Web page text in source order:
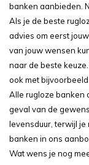
banken aanbieden.
Als je de beste
advies om eerst
van jouw wensen
naar de beste
ook met bijvoorbeeld
Alle rugloze banken
geval van de
levensduur, terwijl
banken in ons
Wat wens je nog